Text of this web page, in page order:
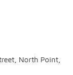
North Point,